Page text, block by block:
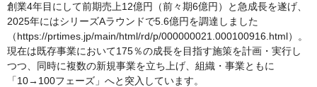
創業4年目にして前期売上12億円（前々期6億円）と急成長を遂げ、
2025年にはシリーズAラウンドで5.6億円を調達しました
（https://prtimes.jp/main/html/rd/p/000000021.000100916.html）。
現在は既存事業において175％の成長を目指す施策を計画・実行し
つつ、同時に複数の新規事業を立ち上げ、組織・事業ともに
「10→100フェーズ」へと突入しています。